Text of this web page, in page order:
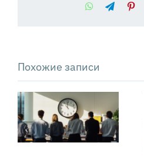
WhatsApp
Похожие записи
Как превратить
«драмы»
коммуникации